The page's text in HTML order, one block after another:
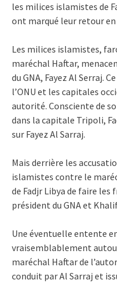
les milices islamistes de
ont marqué leur retour
Les milices islamistes,
maréchal Haftar,
du GNA, Fayez Al Serraj.
l’ONU et les capitales
autorité. Consciente de
dans la capitale Tripoli,
sur Fayez Al Sarraj.
Mais derrière les
islamistes contre le
de Fadjr Libya de faire
président du GNA et
Une éventuelle entente
vraisemblablement
maréchal Haftar de
conduit par Al Sarraj et